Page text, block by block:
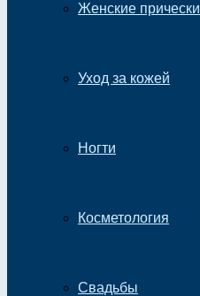
Женские прически
Уход за кожей
Ногти
Косметология
Свадьбы